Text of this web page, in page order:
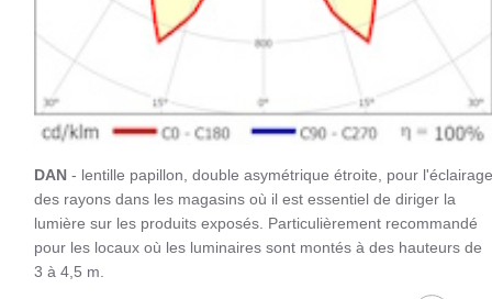
DAN - lentille papillon, double asymétrique étroite, pour l'éclairage
des rayons dans les magasins où il est essentiel de diriger la
lumière sur les produits exposés. Particulièrement recommandé
pour les locaux où les luminaires sont montés à des hauteurs de
3 à 4,5 m.